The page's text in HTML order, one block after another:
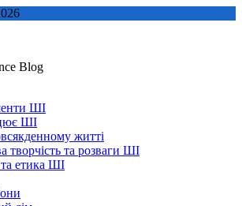
Blog
ШІ
ШІ
житті
творчість та розваги ШІ
етика ШІ